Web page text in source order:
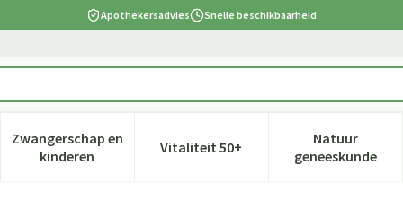
Apothekersadvies Snelle beschikbaarheid
verzorging en hygiëne categorie
voor Dieet, voeding en vitamines categorie
Zwangerschap en
kinderenToon submenu voor Zwangerschap en kinderen
Vitaliteit 50+Toon submenu voor Vitaliteit
Natuur
geneeskunde
Toon